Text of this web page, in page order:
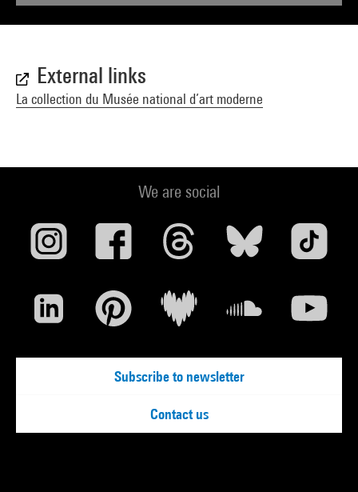
External links
La collection du Musée national d’art moderne
We are social
Subscribe to newsletter
Contact us